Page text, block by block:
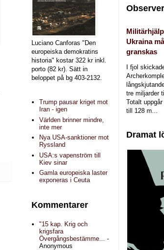
Luciano Canforas "Den
europeiska demokratins
historia" kostar 322 kr inkl.
porto (82 kr). Sätt in
beloppet på bg 403-2132.
Trump pausar kriget mot
Iran - igen
Världen brinner mindre,
inte mer
Nya USA-sanktioner mot
Ryssland
USA:s vapenström till
Kiev sinar
Gamla europeiska laster
exponeras i Ceuta
Kommentarer
"15 kap. Krig och
krigsfara
Övergångsbestämme...
-
Anonymous
Ukraina
granskas
I fjol
tre miljarder
Totalt
till 128 m...
Dramat